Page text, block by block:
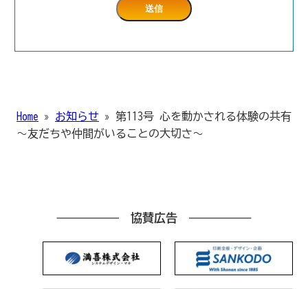
Home » お知らせ » 第113号 心を動かされる体験の共有
～友だちや仲間がいることの大切さ～
協賛広告